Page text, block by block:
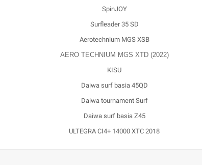
SpinJOY
Surfleader 35 SD
Aerotechnium MGS XSB
AERO TECHNIUM MGS XTD (2022)
KISU
Daiwa surf basia 45QD
Daiwa tournament Surf
Daiwa surf basia Z45
ULTEGRA CI4+ 14000 XTC 2018